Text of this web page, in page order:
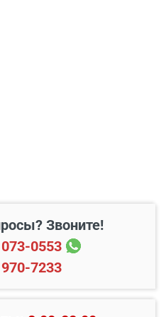
гарантирует
к деформации.
сочетанию
гибкости, эта
- она защищает,
более уютным и
Звоните!
0553
7233